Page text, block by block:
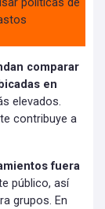
políticas de
comparar
en
elevados.
contribuye a
fuera
público, así
grupos. En